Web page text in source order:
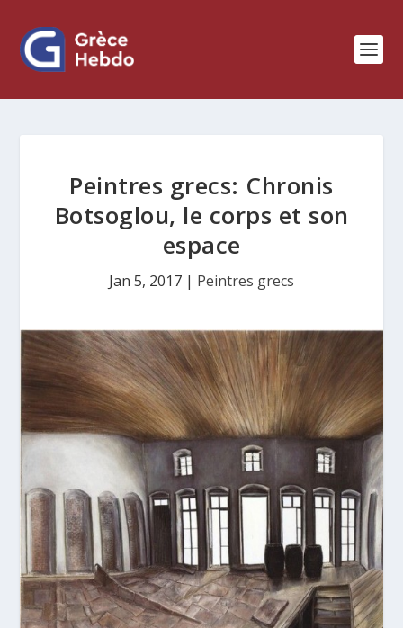
Peintres grecs: Chronis
Botsoglou, le corps et son
espace
Jan 5, 2017 | Peintres grecs